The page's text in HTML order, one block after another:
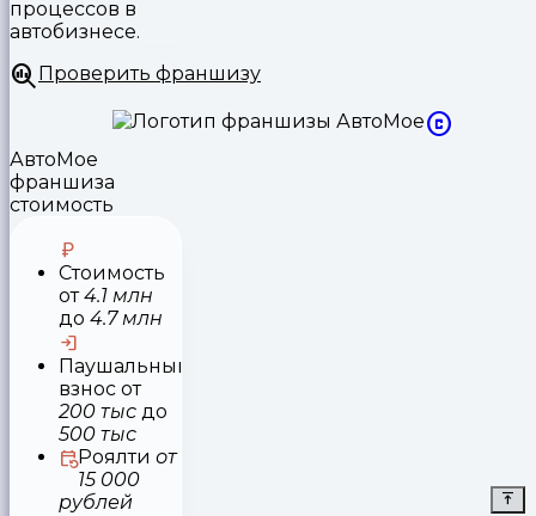
процессов в
автобизнесе.
Проверить франшизу
АвтоМое
франшиза
стоимость
Стоимость
от4.1 млн
до 4.7 млн
Паушальный
взнос от
200 тыс до
500 тыс
Роялти от
15 000
рублей